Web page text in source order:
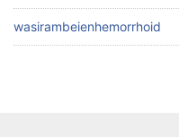
wasirambeienhemorrhoid